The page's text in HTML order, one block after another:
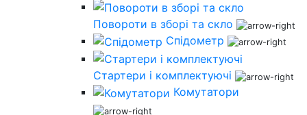
Повороти в зборі та скло
Спідометр
Стартери і комплектуючі
Комутатори